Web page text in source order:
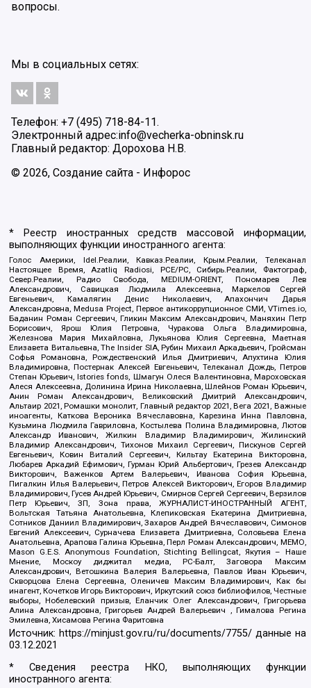
вопросы.
Мы в социальных сетях:
Телефон: +7 (495) 718-84-11.
Электронный адрес:info@vecherka-obninsk.ru
Главный редактор: Дорохова Н.В.
© 2026, Создание сайта - Инфорос
* Реестр иностранных средств массовой информации,
выполняющих функции иностранного агента:
Голос Америки, Idel.Реалии, Кавказ.Реалии, Крым.Реалии, Телеканал
Настоящее Время, Azatliq Radiosi, PCE/PC, Сибирь.Реалии, Фактограф,
Север.Реалии, Радио Свобода, MEDIUM-ORIENT, Пономарев Лев
Александрович, Савицкая Людмила Алексеевна, Маркелов Сергей
Евгеньевич, Камалягин Денис Николаевич, Апахончич Дарья
Александровна, Medusa Project, Первое антикоррупционное СМИ, VTimes.io,
Баданин Роман Сергеевич, Гликин Максим Александрович, Маняхин Петр
Борисович, Ярош Юлия Петровна, Чуракова Ольга Владимировна,
Железнова Мария Михайловна, Лукьянова Юлия Сергеевна, Маетная
Елизавета Витальевна, The Insider SIA, Рубин Михаил Аркадьевич, Гройсман
Софья Романовна, Рождественский Илья Дмитриевич, Апухтина Юлия
Владимировна, Постернак Алексей Евгеньевич, Телеканал Дождь, Петров
Степан Юрьевич, Istories fonds, Шмагун Олеся Валентиновна, Мароховская
Алеся Алексеевна, Долинина Ирина Николаевна, Шлейнов Роман Юрьевич,
Анин Роман Александрович, Великовский Дмитрий Александрович,
Альтаир 2021, Ромашки монолит, Главный редактор 2021, Вега 2021, Важные
иноагенты, Каткова Вероника Вячеславовна, Карезина Инна Павловна,
Кузьмина Людмила Гавриловна, Костылева Полина Владимировна, Лютов
Александр Иванович, Жилкин Владимир Владимирович, Жилинский
Владимир Александрович, Тихонов Михаил Сергеевич, Пискунов Сергей
Евгеньевич, Ковин Виталий Сергеевич, Кильтау Екатерина Викторовна,
Любарев Аркадий Ефимович, Гурман Юрий Альбертович, Грезев Александр
Викторович, Важенков Артем Валерьевич, Иванова София Юрьевна,
Пигалкин Илья Валерьевич, Петров Алексей Викторович, Егоров Владимир
Владимирович, Гусев Андрей Юрьевич, Смирнов Сергей Сергеевич, Верзилов
Петр Юрьевич, ЗП, Зона права, ЖУРНАЛИСТ-ИНОСТРАННЫЙ АГЕНТ,
Вольтская Татьяна Анатольевна, Клепиковская Екатерина Дмитриевна,
Сотников Даниил Владимирович, Захаров Андрей Вячеславович, Симонов
Евгений Алексеевич, Сурначева Елизавета Дмитриевна, Соловьева Елена
Анатольевна, Арапова Галина Юрьевна, Перл Роман Александрович, МЕМО,
Mason G.E.S. Anonymous Foundation, Stichting Bellingcat, Якутия – Наше
Мнение, Москоу диджитал медиа, РС-Балт, Заговора Максим
Александрович, Ветошкина Валерия Валерьевна, Павлов Иван Юрьевич,
Скворцова Елена Сергеевна, Оленичев Максим Владимирович, Как бы
инагент, Кочетков Игорь Викторович, Иркутский союз библиофилов, Честные
выборы, Нобелевский призыв, Еланчик Олег Александрович, Григорьева
Алина Александровна, Григорьев Андрей Валерьевич , Гималова Регина
Эмилевна, Хисамова Регина Фаритовна
Источник: https://minjust.gov.ru/ru/documents/7755/ данные на
03.12.2021
* Сведения реестра НКО, выполняющих функции
иностранного агента: